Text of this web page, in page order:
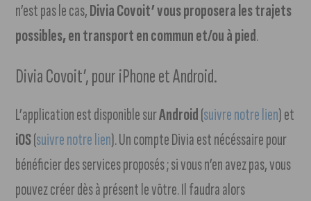
n’est pas le cas,Divia Covoit’vous proposera les trajets
possibles, en transport en commun et/ou à pied.
Divia Covoit’, pour iPhone et Android.
L’application est disponible surAndroid(suivre notre lien) et
iOS(suivre notre lien). Un compte Divia est nécéssaire pour
bénéficier des services proposés ; si vous n’en avez pas, vous
pouvez créer dès à présent le vôtre. Il faudra alors